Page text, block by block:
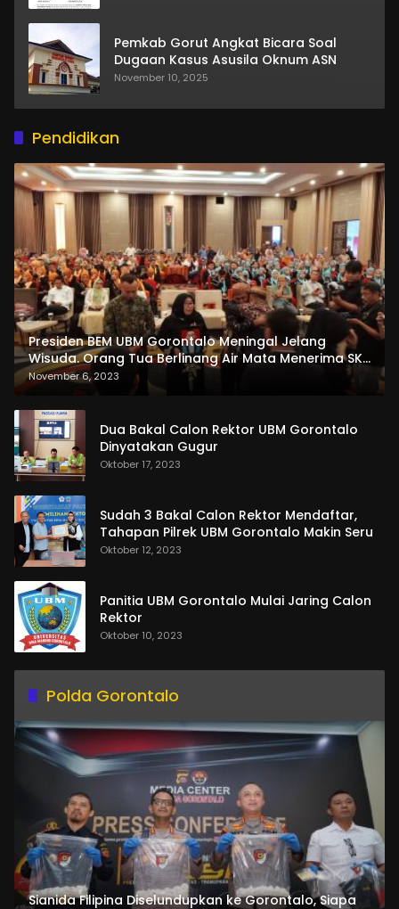
Pemkab Gorut Angkat Bicara Soal
Dugaan Kasus Asusila Oknum ASN
November 10, 2025
Pendidikan
Presiden BEM UBM Gorontalo Meningal Jelang
Wisuda. Orang Tua Berlinang Air Mata Menerima SKL
dan Pemasangan Salempang
November 6, 2023
Dua Bakal Calon Rektor UBM Gorontalo
Dinyatakan Gugur
Oktober 17, 2023
Sudah 3 Bakal Calon Rektor Mendaftar,
Tahapan Pilrek UBM Gorontalo Makin Seru
Oktober 12, 2023
Panitia UBM Gorontalo Mulai Jaring Calon
Rektor
Oktober 10, 2023
Polda Gorontalo
Sianida Filipina Diselundupkan ke Gorontalo, Siapa